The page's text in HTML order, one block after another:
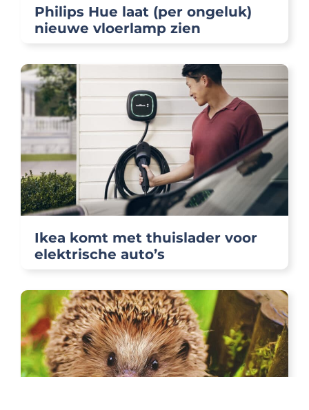
Philips Hue laat (per ongeluk)
nieuwe vloerlamp zien
Ikea komt met thuislader voor
elektrische auto’s